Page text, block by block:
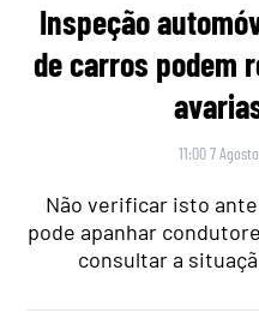
Inspeção
de carros podem
11:00 7
Não verificar isto
pode apanhar
consultar a